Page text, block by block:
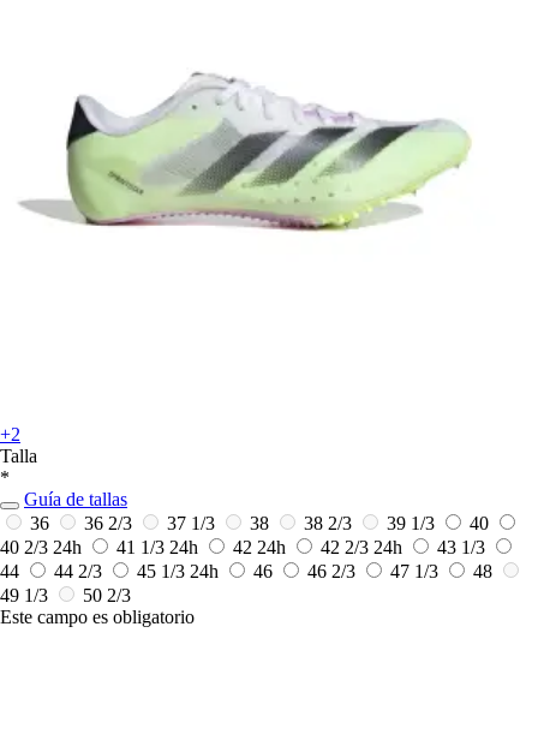
+2
Talla
*
Guía de tallas
36
36 2/3 37 1/3 38 38 2/3 39 1/3
40
40 2/3 24h 41 1/3 24h 42 24h 42 2/3 24h
43 1/3
44
44 2/3 45 1/3 24h 46 46 2/3 47 1/3
48
49 1/3
50 2/3
Este campo es obligatorio